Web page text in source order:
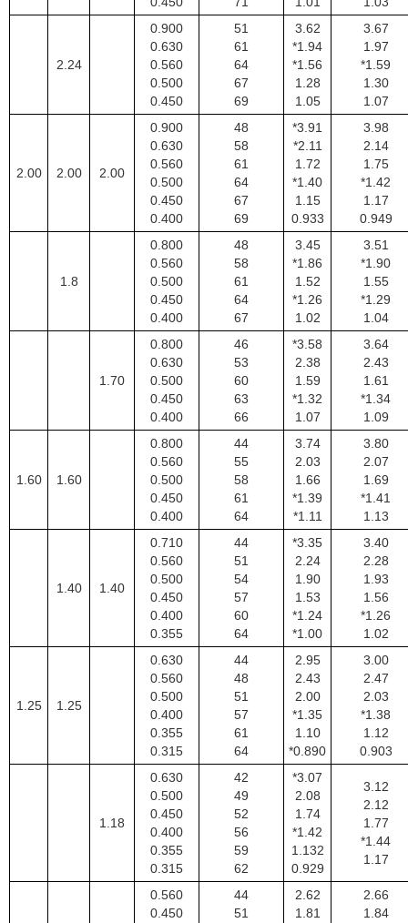
2.24
0.900
0.630
0.560
0.500
0.450
51
61
64
67
69
3.62
*1.94
*1.56
1.28
1.05
3.67
1.97
*1.59
1.30
1.07
2.00 2.00 2.00
0.900
0.630
0.560
0.500
0.450
0.400
48
58
61
64
67
69
*3.91
*2.11
1.72
*1.40
1.15
0.933
3.98
2.14
1.75
*1.42
1.17
0.949
1.8
0.800
0.560
0.500
0.450
0.400
48
58
61
64
67
3.45
*1.86
1.52
*1.26
1.02
3.51
*1.90
1.55
*1.29
1.04
1.70
0.800
0.630
0.500
0.450
0.400
46
53
60
63
66
*3.58
2.38
1.59
*1.32
1.07
3.64
2.43
1.61
*1.34
1.09
1.60 1.60
0.800
0.560
0.500
0.450
0.400
44
55
58
61
64
3.74
2.03
1.66
*1.39
*1.11
3.80
2.07
1.69
*1.41
1.13
1.40 1.40
0.710
0.560
0.500
0.450
0.400
0.355
44
51
54
57
60
64
*3.35
2.24
1.90
1.53
*1.24
*1.00
3.40
2.28
1.93
1.56
*1.26
1.02
1.25 1.25
0.630
0.560
0.500
0.400
0.355
0.315
44
48
51
57
61
64
2.95
2.43
2.00
*1.35
1.10
*0.890
3.00
2.47
2.03
*1.38
1.12
0.903
1.18
0.630
0.500
0.450
0.400
0.355
0.315
42
49
52
56
59
62
*3.07
2.08
1.74
*1.42
1.132
0.929
3.12
2.12
1.77
*1.44
1.17
0.560
0.450
44
51
2.62
1.81
2.66
1.84